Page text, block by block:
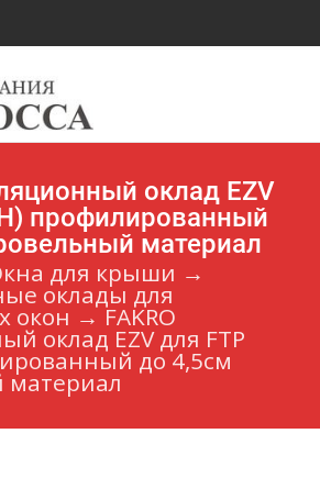
оклад EZV
профилированный
материал
для крыши →
оклады для
окон → FAKRO
оклад EZV для FTP
до 4,5см
материал